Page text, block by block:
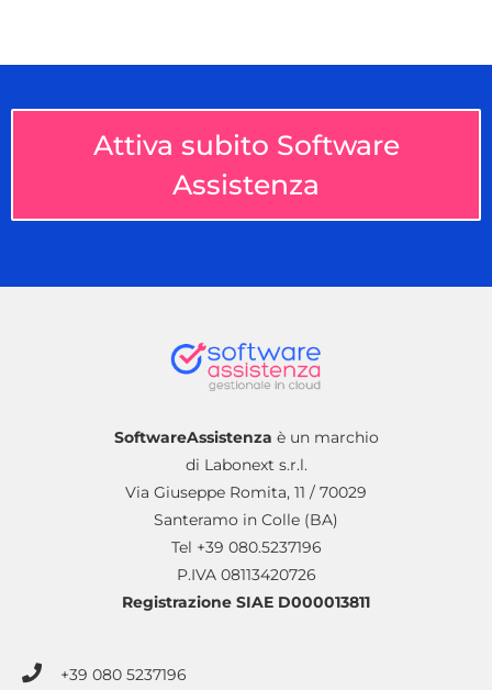
Attiva subito Software
Assistenza
SoftwareAssistenza è un marchio
di Labonext s.r.l.
Via Giuseppe Romita, 11 / 70029
Santeramo in Colle (BA)
Tel +39 080.5237196
P.IVA 08113420726
Registrazione SIAE D000013811
+39 080 5237196